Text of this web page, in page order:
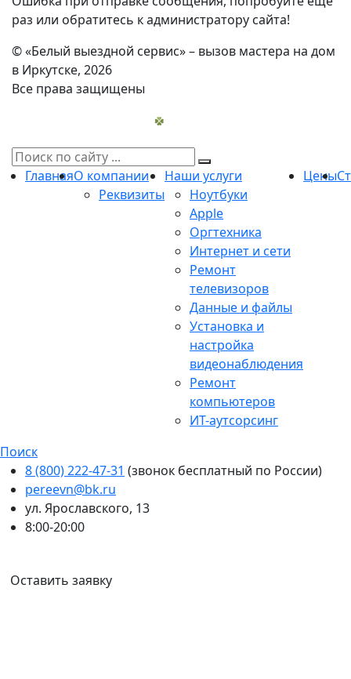
раз или обратитесь к администратору сайта!
© «Белый выездной сервис» – вызов мастера на дом
в Иркутске, 2026
Все права защищены
ГлавнаяО компании
Реквизиты
Наши услуги
Ноутбуки
Apple
Оргтехника
Интернет и сети
Ремонт
телевизоров
Данные и файлы
Установка и
настройка
видеонаблюдения
Ремонт
компьютеров
ИТ-аутсорсинг
Цены
Поиск
8 (800) 222-47-31 (звонок бесплатный по России)
pereevn@bk.ru
ул. Ярославского, 13
8:00-20:00
Оставить заявку